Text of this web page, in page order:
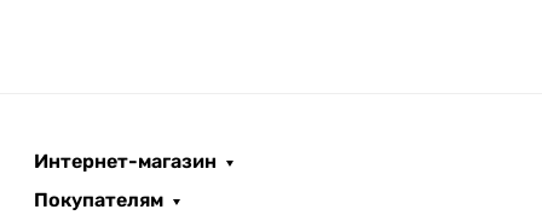
Интернет-магазин
Покупателям